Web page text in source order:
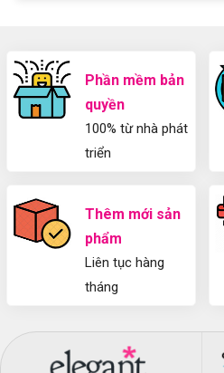
Phần mềm bản
quyền
100% từ nhà phát
triển
Thêm mới sản
phẩm
Liên tục hàng
tháng